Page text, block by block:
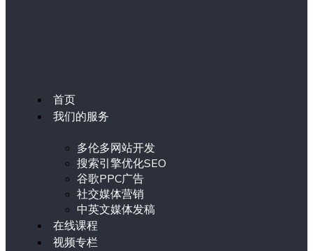
首页
我们的服务
多伦多网站开发
搜索引擎优化SEO
谷歌PPC广告
社交媒体营销
中英文媒体发稿
在线课程
视频专栏